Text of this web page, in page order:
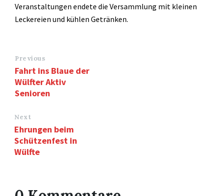
Veranstaltungen endete die Versammlung mit kleinen
Leckereien und kühlen Getränken.
Previous
Fahrt ins Blaue der
Wülfter Aktiv
Senioren
Next
Ehrungen beim
Schützenfest in
Wülfte